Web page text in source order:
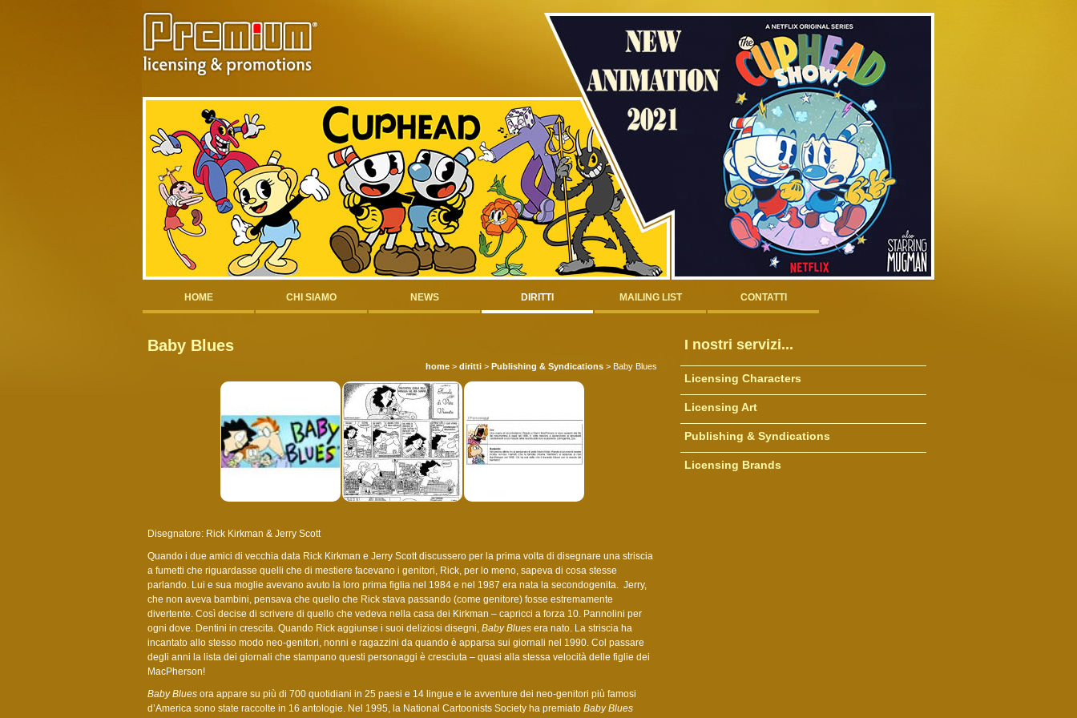
HOME CHI SIAMO NEWS DIRITTI MAILING LIST CONTATTI
I nostri servizi...
Licensing Characters
Licensing Art
Publishing & Syndications
Licensing Brands
Baby Blues
home > diritti > Publishing & Syndications > Baby Blues
Disegnatore: Rick Kirkman & Jerry Scott
Quando i due amici di vecchia data Rick Kirkman e Jerry Scott discussero per la prima volta di disegnare una striscia
a fumetti che riguardasse quelli che di mestiere facevano i genitori, Rick, per lo meno, sapeva di cosa stesse
parlando. Lui e sua moglie avevano avuto la loro prima figlia nel 1984 e nel 1987 era nata la secondogenita. Jerry,
che non aveva bambini, pensava che quello che Rick stava passando (come genitore) fosse estremamente
divertente. Così decise di scrivere di quello che vedeva nella casa dei Kirkman – capricci a forza 10. Pannolini per
ogni dove. Dentini in crescita. Quando Rick aggiunse i suoi deliziosi disegni, Baby Blues era nato. La striscia ha
incantato allo stesso modo neo-genitori, nonni e ragazzini da quando è apparsa sui giornali nel 1990. Col passare
degli anni la lista dei giornali che stampano questi personaggi è cresciuta – quasi alla stessa velocità delle figlie dei
MacPherson!
Baby Blues ora appare su più di 700 quotidiani in 25 paesi e 14 lingue e le avventure dei neo-genitori più famosi
d’America sono state raccolte in 16 antologie. Nel 1995, la National Cartoonists Society ha premiato Baby Blues